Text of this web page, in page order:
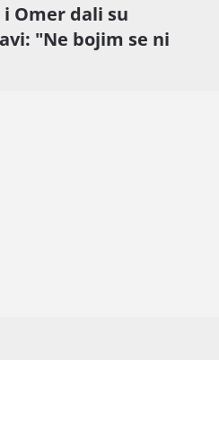
Omer dali su
"Ne bojim se ni